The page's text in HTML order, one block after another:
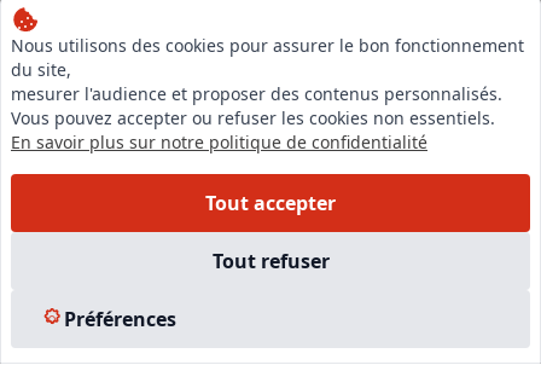
Nous utilisons des cookies pour assurer le bon fonctionnement
du site,
mesurer l'audience et proposer des contenus personnalisés.
Vous pouvez accepter ou refuser les cookies non essentiels.
En savoir plus sur notre politique de confidentialité
Tout accepter
Tout refuser
Préférences
Autres missions
Le C.N.E.
Membre IVSC
Logiciel
L’Expert
Tarifs
Experts Immobiliers par régions
Plan du site